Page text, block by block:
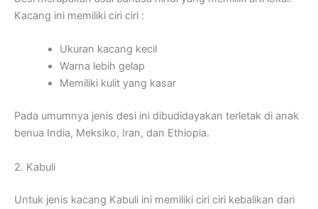
Kacang ini memiliki ciri ciri :
Ukuran kacang kecil
Warna lebih gelap
Memiliki kulit yang kasar
Pada umumnya jenis desi ini dibudidayakan terletak di anak
benua India, Meksiko, Iran, dan Ethiopia.
2. Kabuli
Untuk jenis kacang Kabuli ini memiliki ciri ciri kebalikan dari